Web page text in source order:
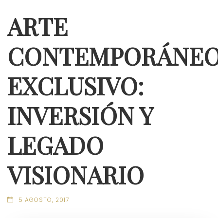
ARTE
EXCLUSIVO:
INVERSIÓN Y
LEGADO
VISIONARIO
5 AGOSTO, 2017